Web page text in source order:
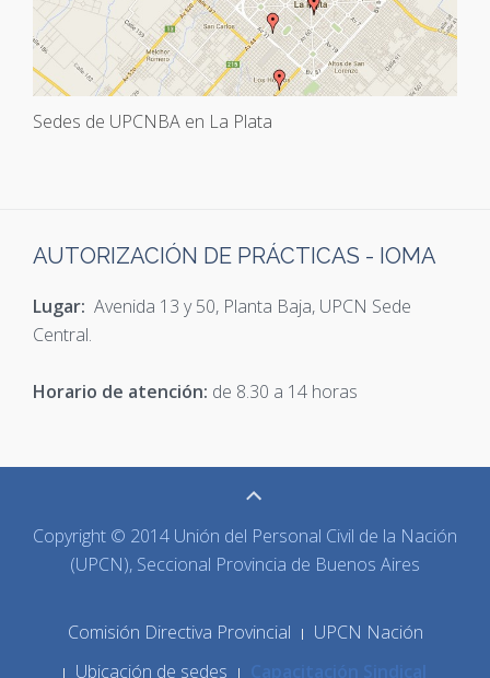
Sedes de UPCNBA en La Plata
AUTORIZACIÓN DE PRÁCTICAS - IOMA
Lugar: Avenida 13 y 50, Planta Baja, UPCN Sede
Central.
Horario de atención: de 8.30 a 14 horas
Copyright © 2014 Unión del Personal Civil de la Nación
(UPCN), Seccional Provincia de Buenos Aires
Comisión Directiva Provincial
UPCN Nación
Ubicación de sedes
Capacitación Sindical